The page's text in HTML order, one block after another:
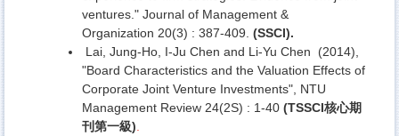
ventures." Journal of Management &
Organization 20(3) : 387-409. (SSCI).
Lai, Jung-Ho, I-Ju Chen and Li-Yu Chen (2014),
"Board Characteristics and the Valuation Effects of
Corporate Joint Venture Investments", NTU
Management Review 24(2S) : 1-40 (TSSCI核心期
刊第一級)